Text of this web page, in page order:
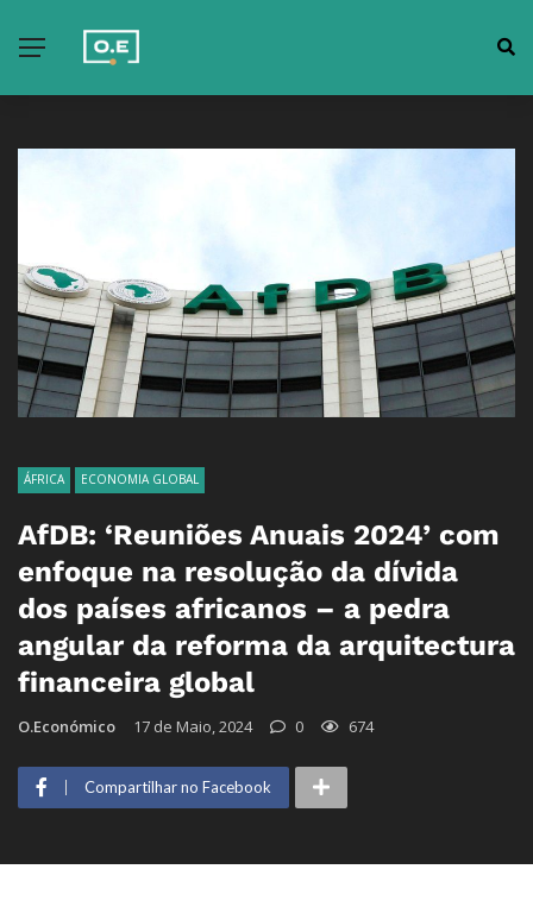
ÁFRICA ECONOMIA GLOBAL
AfDB: ‘Reuniões Anuais 2024’ com
enfoque na resolução da dívida
dos países africanos – a pedra
angular da reforma da arquitectura
financeira global
O.Económico 17 de Maio, 2024 0 674
Compartilhar no Facebook